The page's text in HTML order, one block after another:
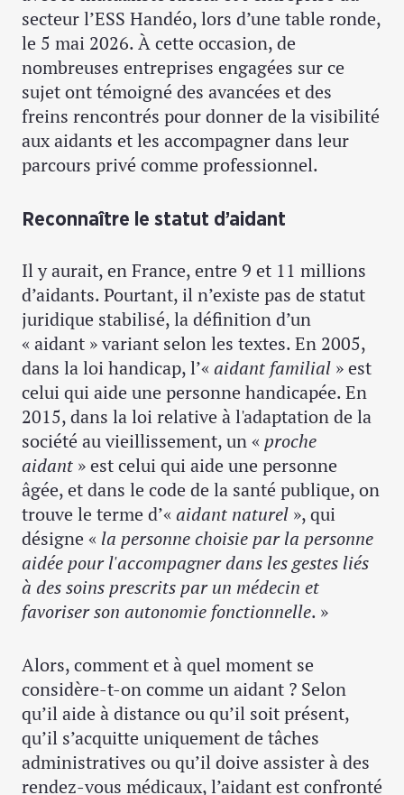
secteur l’ESS Handéo, lors d’une table ronde,
le 5 mai 2026. À cette occasion, de
nombreuses entreprises engagées sur ce
sujet ont témoigné des avancées et des
freins rencontrés pour donner de la visibilité
aux aidants et les accompagner dans leur
parcours privé comme professionnel.
Reconnaître le statut d’aidant
Il y aurait, en France, entre 9 et 11 millions
d’aidants. Pourtant, il n’existe pas de statut
juridique stabilisé, la définition d’un
« aidant » variant selon les textes. En 2005,
dans la loi handicap, l’« aidant familial » est
celui qui aide une personne handicapée. En
2015, dans la loi relative à l'adaptation de la
société au vieillissement, un « proche
aidant » est celui qui aide une personne
âgée, et dans le code de la santé publique, on
trouve le terme d’« aidant naturel », qui
désigne « la personne choisie par la personne
aidée pour l'accompagner dans les gestes liés
à des soins prescrits par un médecin et
favoriser son autonomie fonctionnelle. »
Alors, comment et à quel moment se
considère-t-on comme un aidant ? Selon
qu’il aide à distance ou qu’il soit présent,
qu’il s’acquitte uniquement de tâches
administratives ou qu’il doive assister à des
rendez-vous médicaux, l’aidant est confronté